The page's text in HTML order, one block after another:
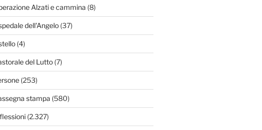
Alzati e cammina (8)
dell'Angelo(37)
(4)
del Lutto(7)
(253)
stampa (580)
(2.327)